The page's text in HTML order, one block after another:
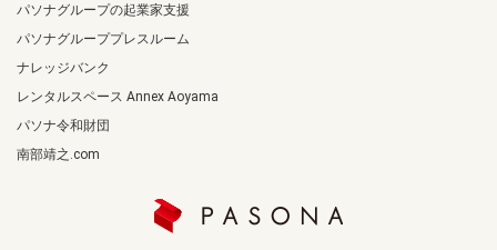
パソナグループの起業家支援
パソナグループプレスルーム
ナレッジバンク
レンタルスペース Annex Aoyama
パソナ令和財団
南部靖之.com